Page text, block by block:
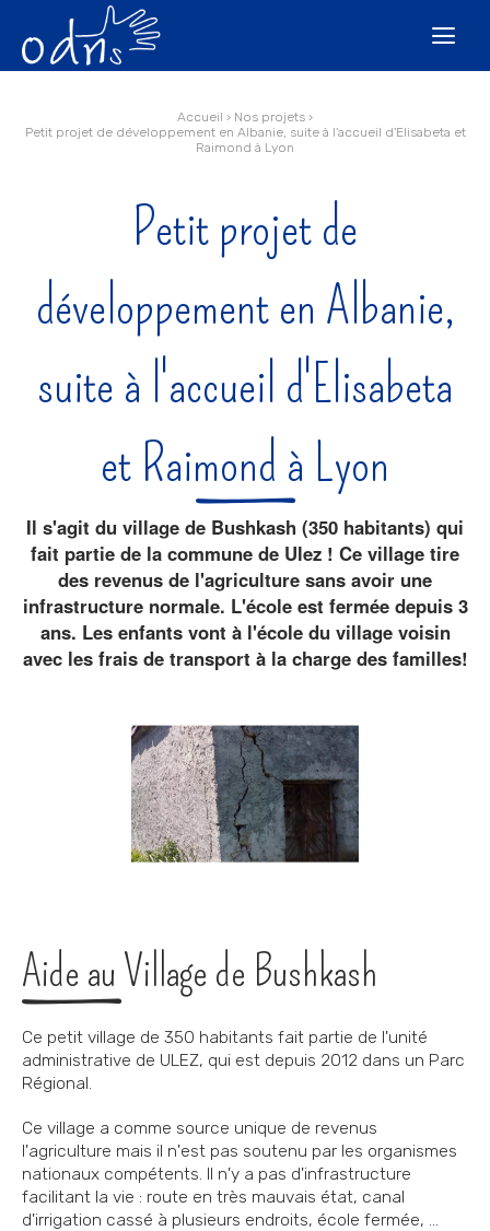

Accueil › Nos projets ›
Petit projet de développement en Albanie, suite à l'accueil d'Elisabeta et
Raimond à Lyon
Petit projet de
développement en Albanie,
suite à l'accueil d'Elisabeta
et Raimond à Lyon
Il s'agit du village de Bushkash (350 habitants) qui
fait partie de la commune de Ulez ! Ce village tire
des revenus de l'agriculture sans avoir une
infrastructure normale. L'école est fermée depuis 3
ans. Les enfants vont à l'école du village voisin
avec les frais de transport à la charge des familles!
Aide au Village de Bushkash
Ce petit village de 350 habitants fait partie de l'unité
administrative de ULEZ, qui est depuis 2012 dans un Parc
Régional.
Ce village a comme source unique de revenus
l'agriculture mais il n'est pas soutenu par les organismes
nationaux compétents. Il n'y a pas d'infrastructure
facilitant la vie : route en très mauvais état, canal
d'irrigation cassé à plusieurs endroits, école fermée, ...